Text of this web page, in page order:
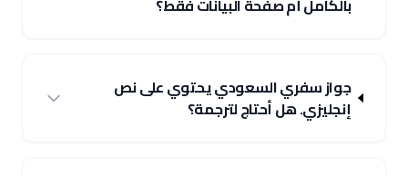
بالكامل أم صفحة البيانات فقط؟
جواز سفري السعودي يحتوي على نص
إنجليزي. هل أحتاج لترجمة؟